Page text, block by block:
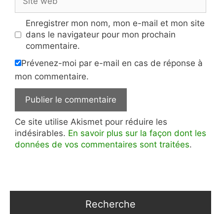
web
Enregistrer mon nom, mon e-mail et mon site
dans le navigateur pour mon prochain
commentaire.
Prévenez-moi par e-mail en cas de réponse à
mon commentaire.
Ce site utilise Akismet pour réduire les
indésirables. En savoir plus sur la façon dont les
données de vos commentaires sont traitées.
Recherche